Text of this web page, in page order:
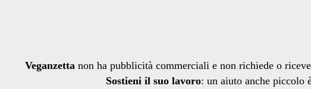
Veganzetta non ha pubblicità commerciali e non richiede o
Sostieni il suo lavoro: un aiuto anche piccolo